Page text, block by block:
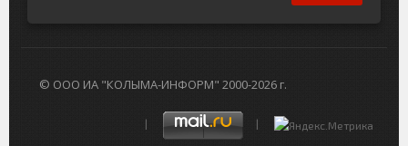
© ООО ИА "КОЛЫМА-ИНФОРМ" 2000-2026 г.